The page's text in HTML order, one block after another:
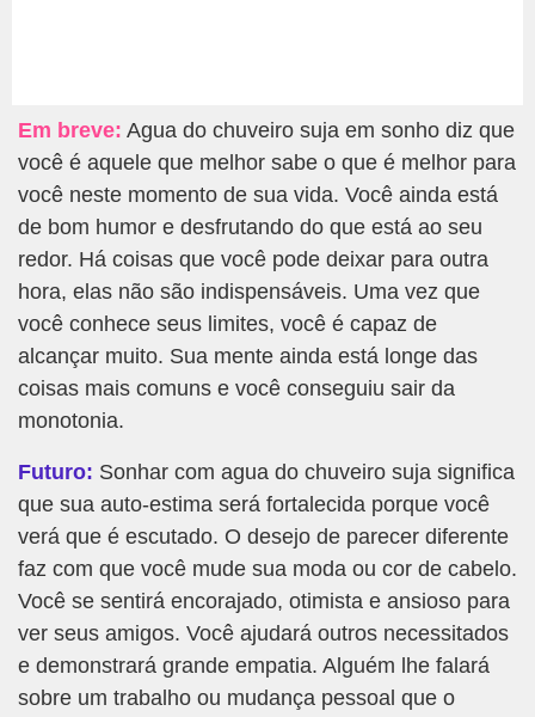
Em breve: Agua do chuveiro suja em sonho diz que
você é aquele que melhor sabe o que é melhor para
você neste momento de sua vida. Você ainda está
de bom humor e desfrutando do que está ao seu
redor. Há coisas que você pode deixar para outra
hora, elas não são indispensáveis. Uma vez que
você conhece seus limites, você é capaz de
alcançar muito. Sua mente ainda está longe das
coisas mais comuns e você conseguiu sair da
monotonia.
Futuro: Sonhar com agua do chuveiro suja significa
que sua auto-estima será fortalecida porque você
verá que é escutado. O desejo de parecer diferente
faz com que você mude sua moda ou cor de cabelo.
Você se sentirá encorajado, otimista e ansioso para
ver seus amigos. Você ajudará outros necessitados
e demonstrará grande empatia. Alguém lhe falará
sobre um trabalho ou mudança pessoal que o